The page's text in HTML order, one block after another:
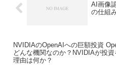
AI画像
の仕組
NVIDIAのOpenAIへの巨額投資
どんな機関なのか？NVIDIAが投資
理由は何か？